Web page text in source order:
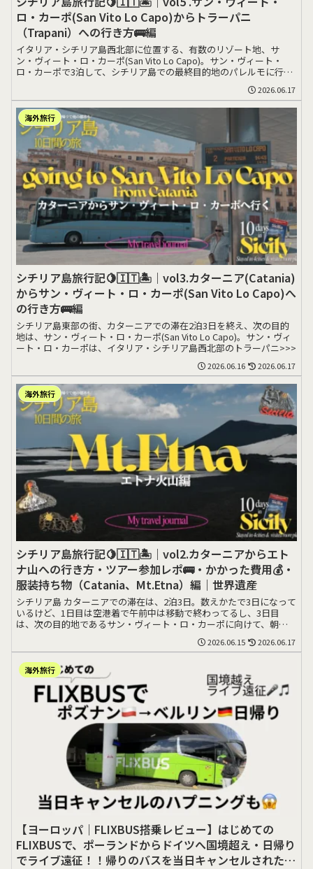
ロ・カーポ(San Vito Lo Capo)からトラーパニ
（Trapani）への行き方🚌編
イタリア・シチリア島西北部に位置する、有数のリゾート地、サ
ン・ヴィート・ロ・カーポ(San Vito Lo Capo)。サン・ヴィート・
ロ・カーポで3泊して、シチリア島での最終目的地のパレルモに行く
2026.06.17
海外旅行
シチリア島旅行記🍋🇮🇹🏝️｜vol3.カターニア(Catania)
からサン・ヴィート・ロ・カーポ(San Vito Lo Capo)へ
の行き方🚌編
シチリア島東部の街、カターニアでの滞在2泊3日を終え、次の目的
地は、サン・ヴィート・ロ・カーポ(San Vito Lo Capo)。サン・ヴィ
ート・ロ・カーポは、イタリア・シチリア島西北部のトラーパニ>>>
2026.06.16 2026.06.17
海外旅行
シチリア島旅行記🍋🇮🇹🏝️｜vol2.カターニアからエト
ナ山への行き方・ツアー参加レポ🚌・かかった費用💰・
服装持ち物（Catania、Mt.Etna）編｜世界遺産
シチリア島 カターニアでの滞在は、2泊3日。数えかたで3日になって
いるけど、1日目は空港着で午前中は移動で終わってるし、3日目
は、次の目的地であるサン・ヴィート・ロ・カーポに向けて、朝早
2026.06.15 2026.06.17
海外旅行
【ヨーロッパ｜FLIXBUS搭乗レビュー】はじめての
FLIXBUSで、ポーランドからドイツへ国境超え・日帰り
でライブ遠征！！帰りのバスを当日キャンセルされた